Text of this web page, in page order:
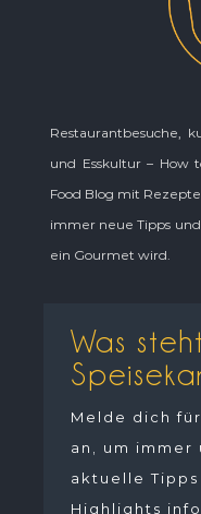
Restaurantbesuche,
und Esskultur – How
Food Blog mit
immer neue Tipps
ein Gourmet wird.
Was
Melde dich
an, um immer
aktuelle
Highlights